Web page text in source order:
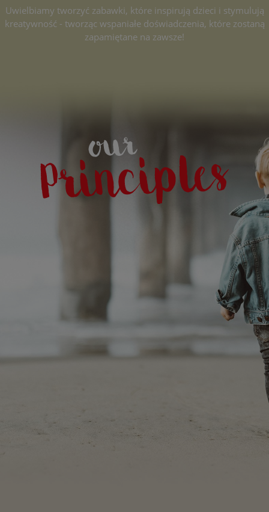
Uwielbiamy tworzyć zabawki, które inspirują dzieci i stymulują
kreatywność - tworząc wspaniałe doświadczenia, które zostaną
zapamiętane na zawsze!